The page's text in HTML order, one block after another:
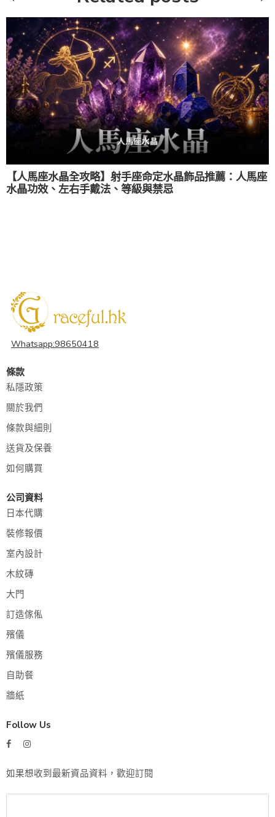
【人馬座水晶全攻略】射手座命定水晶飾品推薦：人馬座
水晶功效、左右手戴法、等級與禁忌
Whatsapp:98650418
條款
私隱政策
關於我們
條款與細則
送貨及保養
如何購買
公司資料
日本代購
裝修報價
室內設計
木紋磚
大門
訂造傢俬
殯儀
殯儀服務
自助餐
牆紙
Follow Us
如果想收到最新資品資料，歡迎訂閱